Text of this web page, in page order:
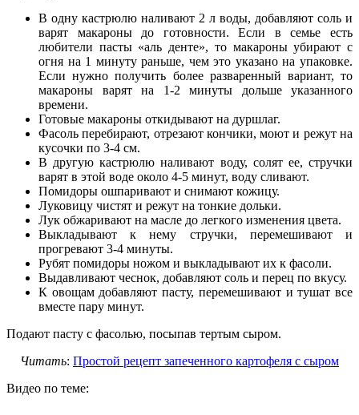
В одну кастрюлю наливают 2 л воды, добавляют соль и
варят макароны до готовности. Если в семье есть
любители пасты «аль денте», то макароны убирают с
огня на 1 минуту раньше, чем это указано на упаковке.
Если нужно получить более разваренный вариант, то
макароны варят на 1-2 минуты дольше указанного
времени.
Готовые макароны откидывают на дуршлаг.
Фасоль перебирают, отрезают кончики, моют и режут на
кусочки по 3-4 см.
В другую кастрюлю наливают воду, солят ее, стручки
варят в этой воде около 4-5 минут, воду сливают.
Помидоры ошпаривают и снимают кожицу.
Луковицу чистят и режут на тонкие дольки.
Лук обжаривают на масле до легкого изменения цвета.
Выкладывают к нему стручки, перемешивают и
прогревают 3-4 минуты.
Рубят помидоры ножом и выкладывают их к фасоли.
Выдавливают чеснок, добавляют соль и перец по вкусу.
К овощам добавляют пасту, перемешивают и тушат все
вместе пару минут.
Подают пасту с фасолью, посыпав тертым сыром.
Читать: Простой рецепт запеченного картофеля с сыром
Видео по теме: